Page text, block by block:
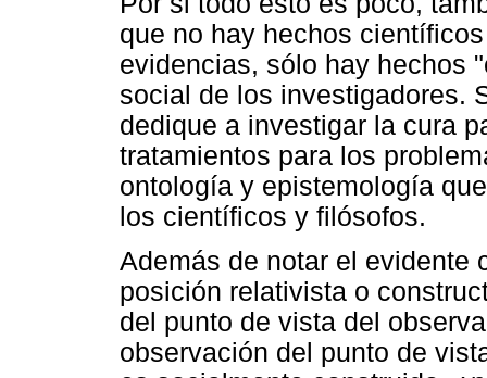
que no hay hechos
evidencias, sólo hay hechos
social de los investigadores.
dedique a investigar la cura
tratamientos para los
ontología y epistemología
los científicos y filósofos.
Además de notar el evidente
posición relativista o
del punto de vista del
observación del punto de